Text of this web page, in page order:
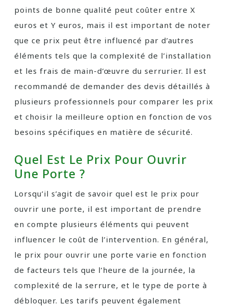
points de bonne qualité peut coûter entre X
euros et Y euros, mais il est important de noter
que ce prix peut être influencé par d’autres
éléments tels que la complexité de l’installation
et les frais de main-d’œuvre du serrurier. Il est
recommandé de demander des devis détaillés à
plusieurs professionnels pour comparer les prix
et choisir la meilleure option en fonction de vos
besoins spécifiques en matière de sécurité.
Quel Est Le Prix Pour Ouvrir
Une Porte ?
Lorsqu’il s’agit de savoir quel est le prix pour
ouvrir une porte, il est important de prendre
en compte plusieurs éléments qui peuvent
influencer le coût de l’intervention. En général,
le prix pour ouvrir une porte varie en fonction
de facteurs tels que l’heure de la journée, la
complexité de la serrure, et le type de porte à
débloquer. Les tarifs peuvent également